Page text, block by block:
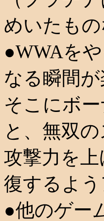
めいたも
●WWAを
なる瞬間
そこにボ
と、無双
攻撃力を
復するよ
●他のゲー